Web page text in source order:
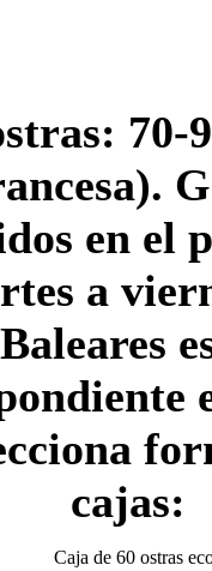
70-
en el
a
cajas:
Caja de 60 ostras